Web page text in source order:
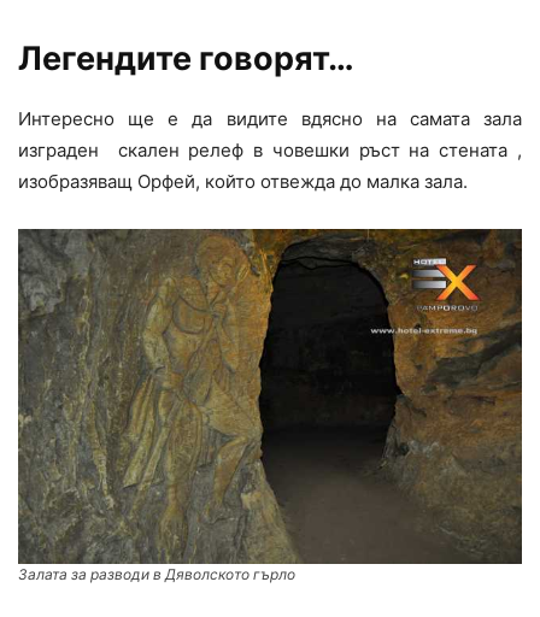
Легендите говорят…
Интересно ще е да видите вдясно на самата зала
изграден скален релеф в човешки ръст на стената ,
изобразяващ Орфей, който отвежда до малка зала.
Залата за разводи в Дяволското гърло